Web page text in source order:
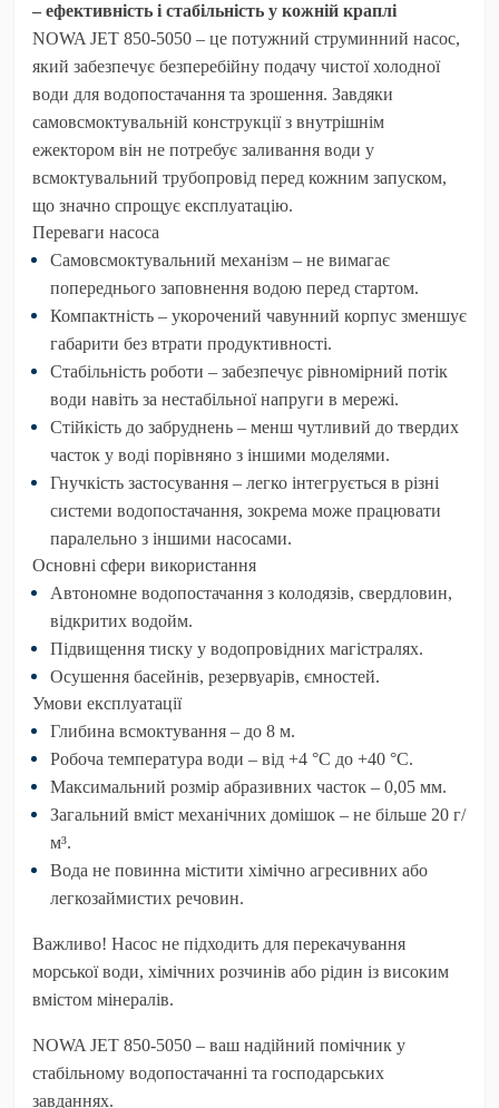
– ефективність і стабільність у кожній краплі
NOWA JET 850-5050 – це потужний струминний насос,
який забезпечує безперебійну подачу чистої холодної
води для водопостачання та зрошення. Завдяки
самовсмоктувальній конструкції з внутрішнім
ежектором він не потребує заливання води у
всмоктувальний трубопровід перед кожним запуском,
що значно спрощує експлуатацію.
Переваги насоса
Самовсмоктувальний механізм – не вимагає
попереднього заповнення водою перед стартом.
Компактність – укорочений чавунний корпус зменшує
габарити без втрати продуктивності.
Стабільність роботи – забезпечує рівномірний потік
води навіть за нестабільної напруги в мережі.
Стійкість до забруднень – менш чутливий до твердих
часток у воді порівняно з іншими моделями.
Гнучкість застосування – легко інтегрується в різні
системи водопостачання, зокрема може працювати
паралельно з іншими насосами.
Основні сфери використання
Автономне водопостачання з колодязів, свердловин,
відкритих водойм.
Підвищення тиску у водопровідних магістралях.
Осушення басейнів, резервуарів, ємностей.
Умови експлуатації
Глибина всмоктування – до 8 м.
Робоча температура води – від +4 °C до +40 °C.
Максимальний розмір абразивних часток – 0,05 мм.
Загальний вміст механічних домішок – не більше 20 г/
м³.
Вода не повинна містити хімічно агресивних або
легкозаймистих речовин.
Важливо! Насос не підходить для перекачування
морської води, хімічних розчинів або рідин із високим
вмістом мінералів.
NOWA JET 850-5050 – ваш надійний помічник у
стабільному водопостачанні та господарських
завданнях.